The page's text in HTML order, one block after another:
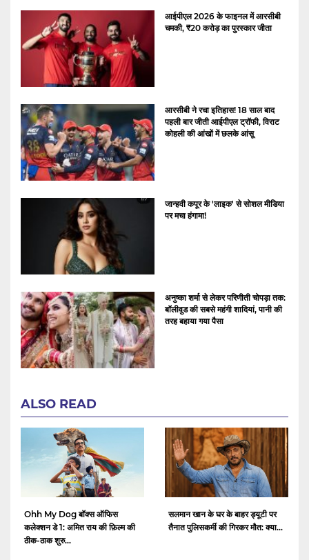
आईपीएल 2026 के फाइनल में आरसीबी
चमकी, ₹20 करोड़ का पुरस्कार जीता
आरसीबी ने रचा इतिहास! 18 साल बाद
पहली बार जीती आईपीएल ट्रॉफी, विराट
कोहली की आंखों में छलके आंसू
जान्हवी कपूर के 'लाइक' से सोशल मीडिया
पर मचा हंगामा!
अनुष्का शर्मा से लेकर परिणीती चोपड़ा तक:
बॉलीवुड की सबसे महंगी शादियां, पानी की
तरह बहाया गया पैसा
ALSO READ
Ohh My Dog बॉक्स ऑफिस
कलेक्शन डे 1: अमित राय की फ़िल्म की
ठीक-ठाक शुरु...
सलमान खान के घर के बाहर ड्यूटी पर
तैनात पुलिसकर्मी की गिरकर मौत: क्या...